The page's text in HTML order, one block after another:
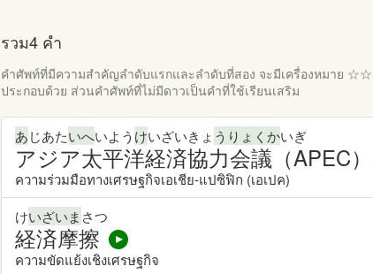
รวม4 คำ
คำศัพท์ที่มีความสำคัญลำดับแรกและลำดับที่สอง จะมีเครื่องหมาย
ประกอบด้วย ส่วนคำศัพท์ที่ไม่มีดาวเป็นคำที่ใช้เรียนเสริม
あじあたいへいよう けいざいきょ うりょくかいぎ
アジア太平洋経済協力会議（APEC）
ความร่วมมือทางเศรษฐกิจเอเชีย-แปซิฟิก (เอเปค)
けいざいま さつ
経済摩擦
ความขัดแย้งเชิงเศรษฐกิจ